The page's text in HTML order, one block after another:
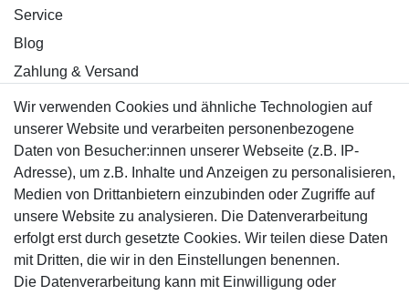
Service
Blog
Zahlung & Versand
Sicher einkaufen
Mitglied
Wir verwenden Cookies und ähnliche Technologien auf
unserer Website und verarbeiten personenbezogene
Daten von Besucher:innen unserer Webseite (z.B. IP-
Adresse), um z.B. Inhalte und Anzeigen zu personalisieren,
Medien von Drittanbietern einzubinden oder Zugriffe auf
unsere Website zu analysieren. Die Datenverarbeitung
erfolgt erst durch gesetzte Cookies. Wir teilen diese Daten
mit Dritten, die wir in den Einstellungen benennen.
Die Datenverarbeitung kann mit Einwilligung oder